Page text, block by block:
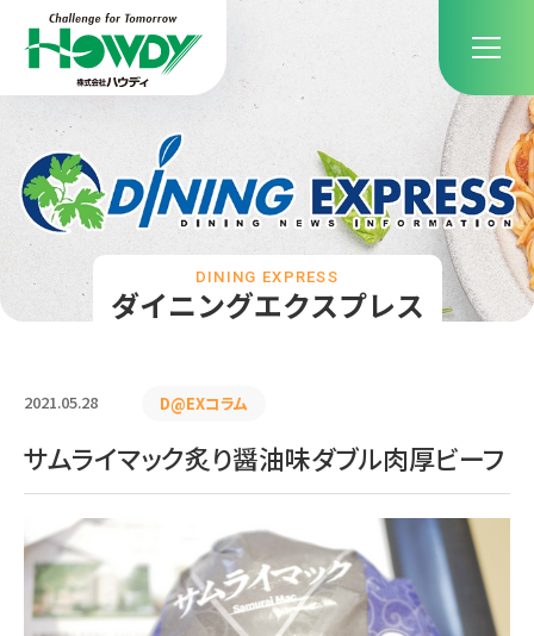
ダイニングエクスプレス
DINING EXPRESS
2021.05.28 D@EXコラム
サムライマック炙り醤油味ダブル肉厚ビーフ